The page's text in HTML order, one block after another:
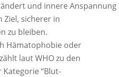
und innere Anspannung
Ziel, sicherer in
zu bleiben.
Hämatophobie oder
laut WHO zu den
“Blut-